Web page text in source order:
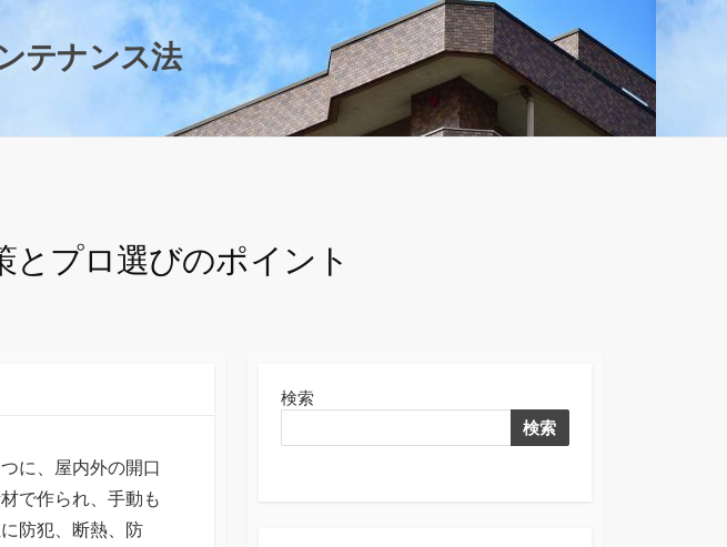
テナンス法
検
索
切
とプロ選びのポイント
に、屋内外の開口
で作られ、手動も
防犯、断熱、防
検索
検索